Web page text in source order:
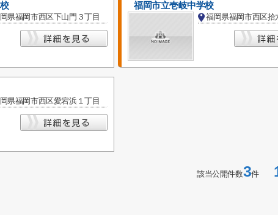
県福岡市西区下山門３丁目
福岡市立壱岐中学校
福岡県福岡市西区拾
県福岡市西区愛宕浜１丁目
該当公開件数3件